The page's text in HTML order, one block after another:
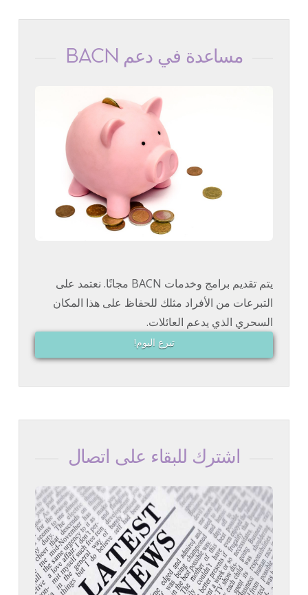
مساعدة في دعم BACN
يتم تقديم برامج وخدمات BACN مجانًا. نعتمد على
التبرعات من الأفراد مثلك للحفاظ على هذا المكان
السحري الذي يدعم العائلات.
تبرع اليوم!
اشترك للبقاء على اتصال